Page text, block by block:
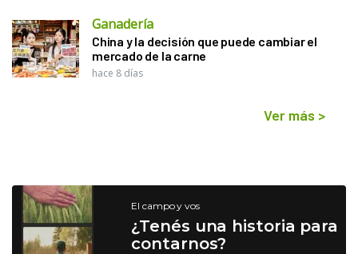
Ganadería
China y la decisión que puede cambiar el
mercado de la carne
hace 8 días
Ver más >
El campo y vos
¿Tenés una historia para
contarnos?